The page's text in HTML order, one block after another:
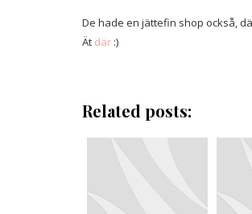
De hade en jättefin shop också,
Ät där :)
Related posts: